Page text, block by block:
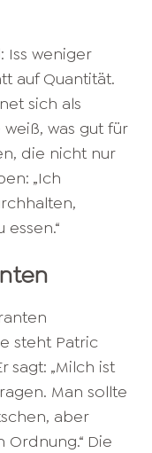
Iss weniger
auf Quantität.
sich als
was gut für
die nicht nur
„Ich
steht Patric
sagt: „Milch ist
Man sollte
aber
Die